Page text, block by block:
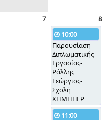
7
8
10:00
Παρουσίαση
Διπλωματικής
Εργασίας-
Ράλλης
Γεώργιος-
Σχολή
ΧΗΜΗΠΕΡ
11:00